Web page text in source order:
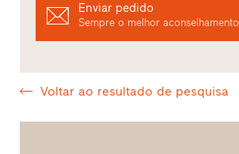
Enviar pedido
Sempre o melhor aconselhamento
Voltar ao resultado de pesquisa